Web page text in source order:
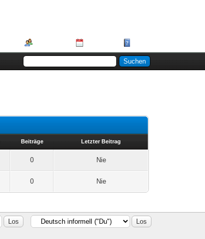
Beiträge Letzter Beitrag
0 Nie
0 Nie